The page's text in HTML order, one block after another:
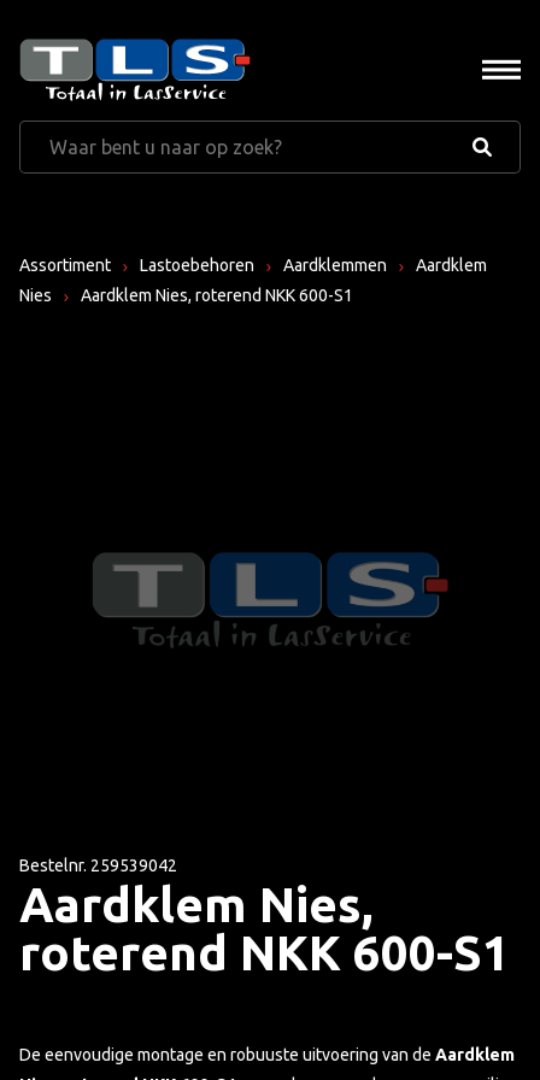
Assortiment Lastoebehoren Aardklemmen
Aardklem
Nies
Aardklem Nies, roterend NKK 600-S1
Bestelnr. 259539042
Aardklem Nies,
roterend NKK 600-S1
De eenvoudige montage en robuuste uitvoering van de Aardklem